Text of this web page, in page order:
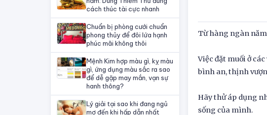
cách thúc tài cực nhanh
Chuẩn bị phòng cưới chuẩn
phong thủy để đôi lứa hạnh
phúc mãi không thôi
Mệnh Kim hợp màu gì, kỵ màu
gì, ứng dụng màu sắc ra sao
để dễ gặp may mắn, vạn sự
hanh thông?
Lý giải tại sao khi đang ngủ
mơ đến khi hấp dẫn nhất
Từ hàng ngàn
Việc đặt muối ở
bình an, thịnh
Hãy thử áp dụng
sống của mình.